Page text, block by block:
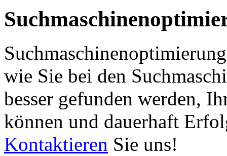
wie Sie bei den
besser gefunden werden,
können und dauerhaft
Kontaktieren Sie uns!